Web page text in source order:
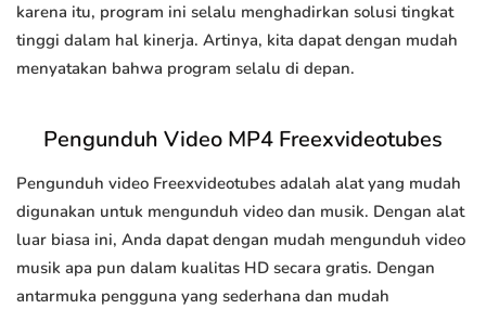
karena itu, program ini selalu menghadirkan solusi tingkat
tinggi dalam hal kinerja. Artinya, kita dapat dengan mudah
menyatakan bahwa program selalu di depan.
Pengunduh Video MP4 Freexvideotubes
Pengunduh video Freexvideotubes adalah alat yang mudah
digunakan untuk mengunduh video dan musik. Dengan alat
luar biasa ini, Anda dapat dengan mudah mengunduh video
musik apa pun dalam kualitas HD secara gratis. Dengan
antarmuka pengguna yang sederhana dan mudah